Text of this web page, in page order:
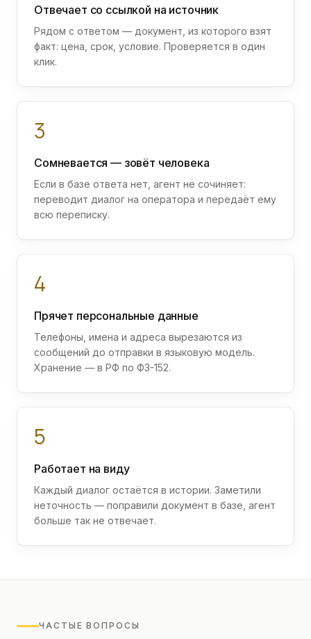
Отвечает со ссылкой на источник
Рядом с ответом — документ, из которого взят
факт: цена, срок, условие. Проверяется в один
клик.
3
Сомневается — зовёт человека
Если в базе ответа нет, агент не сочиняет:
переводит диалог на оператора и передаёт ему
всю переписку.
4
Прячет персональные данные
Телефоны, имена и адреса вырезаются из
сообщений до отправки в языковую модель.
Хранение — в РФ по ФЗ-152.
5
Работает на виду
Каждый диалог остаётся в истории. Заметили
неточность — поправили документ в базе, агент
больше так не отвечает.
ЧАСТЫЕ ВОПРОСЫ